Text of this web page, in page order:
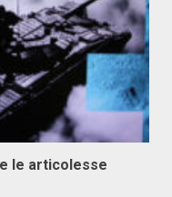
le articolesse